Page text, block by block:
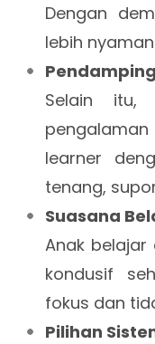
Dengan
lebih
Selain itu,
learner
tenang,
Suasana
Anak belajar
kondusif
fokus dan
Pilihan